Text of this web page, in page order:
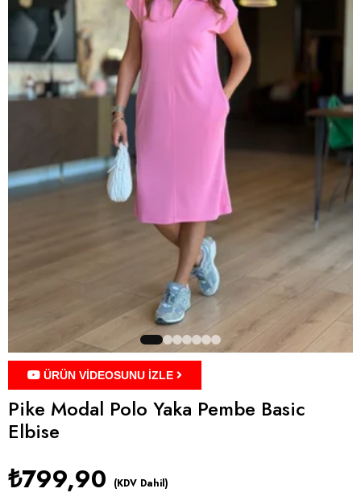
ÜRÜN VİDEOSUNU İZLE
Pike Modal Polo Yaka Pembe Basic
Elbise
₺799,90 (KDV Dahil)